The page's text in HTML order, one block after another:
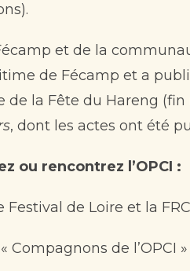
et de la
de Fécamp et a
de la Fête du Hareng
, dont les actes ont été
ou rencontrez l’OPCI :
de Loire et la
Compagnons de l’OPCI »